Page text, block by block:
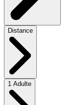
Distance
1 Adulte